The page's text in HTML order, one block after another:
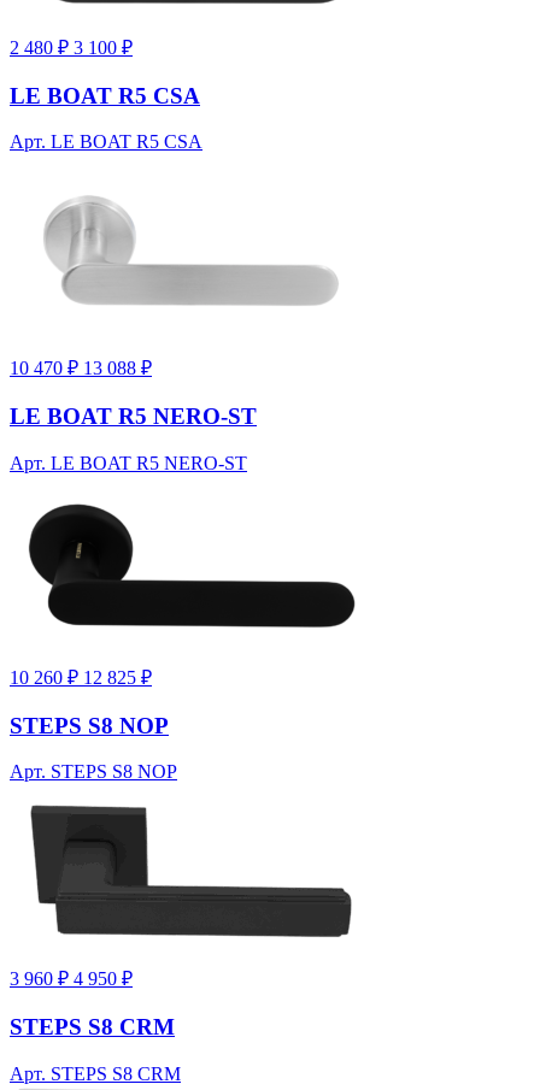
2 480 ₽ 3 100 ₽
LE BOAT R5 CSA
Арт. LE BOAT R5 CSA
10 470 ₽ 13 088 ₽
LE BOAT R5 NERO-ST
Арт. LE BOAT R5 NERO-ST
10 260 ₽ 12 825 ₽
STEPS S8 NOP
Арт. STEPS S8 NOP
3 960 ₽ 4 950 ₽
STEPS S8 CRM
Арт. STEPS S8 CRM